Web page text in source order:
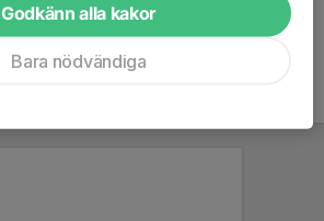
Godkänn alla kakor
Bara nödvändiga